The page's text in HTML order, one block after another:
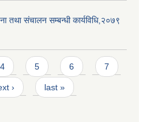
तथा संचालन सम्बन्धी कार्यविधि,२०७९
4 5 6 7
› last »